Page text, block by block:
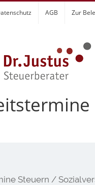
AGB Zur
Steuern /